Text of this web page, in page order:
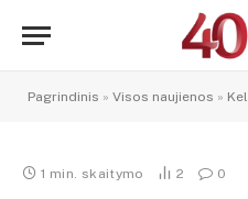
Pagrindinis » Visos naujienos »
1 min. skaitymo 2 0